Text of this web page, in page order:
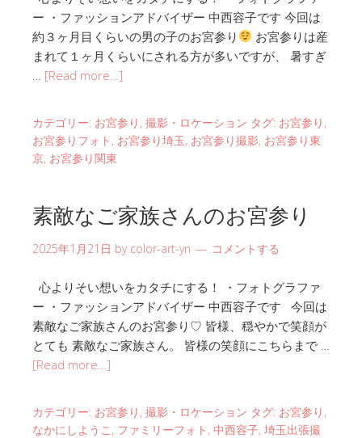
ー ・ファッションアドバイザー 中西容子です 今回は
約３ヶ月目くらいの男の子のお宮参り
お宮参りは産
まれて１ヶ月くらいにされる方が多いですが、 暑すぎ
[Read more…]
カテゴリー: お宮参り , 撮影・ロケーション タグ: お宮参り ,
お宮参りフォト , お宮参り埼玉, お宮参り撮影, お宮参り東
京, お宮参り関東
素敵なご家族さんのお宮参り
2025年1月21日 by color-art-yn コメントする
心よりそい想いをカタチにする！ ・フォトグラファ
ー ・ファッションアドバイザー 中西容子です 今回は
素敵なご家族さんのお宮参り♡ 皆様、穏やかで笑顔が
とても 素敵なご家族さん。 皆様の笑顔にこちらまで …
[Read more…]
カテゴリー: お宮参り , 撮影・ロケーション タグ: お宮参り ,
なかにしようこ , ファミリーフォト , 中西容子, 埼玉出張撮